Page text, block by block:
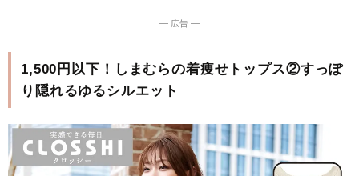
― 広告 ―
1,500円以下！しまむらの着痩せトップス②すっぽ
り隠れるゆるシルエット